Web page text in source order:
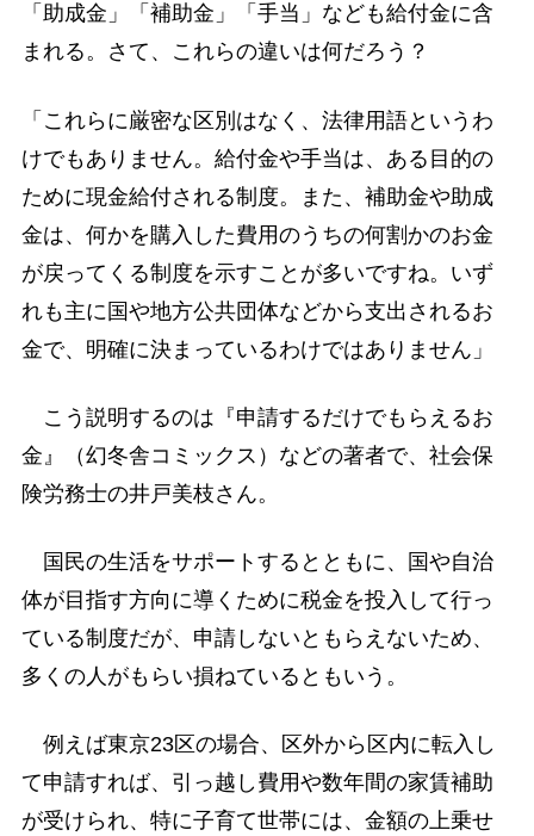
「助成金」「補助金」「手当」なども給付金に含
まれる。さて、これらの違いは何だろう？
「これらに厳密な区別はなく、法律用語というわ
けでもありません。給付金や手当は、ある目的の
ために現金給付される制度。また、補助金や助成
金は、何かを購入した費用のうちの何割かのお金
が戻ってくる制度を示すことが多いですね。いず
れも主に国や地方公共団体などから支出されるお
金で、明確に決まっているわけではありません」
こう説明するのは『申請するだけでもらえるお
金』（幻冬舎コミックス）などの著者で、社会保
険労務士の井戸美枝さん。
国民の生活をサポートするとともに、国や自治
体が目指す方向に導くために税金を投入して行っ
ている制度だが、申請しないともらえないため、
多くの人がもらい損ねているともいう。
例えば東京23区の場合、区外から区内に転入し
て申請すれば、引っ越し費用や数年間の家賃補助
が受けられ、特に子育て世帯には、金額の上乗せ